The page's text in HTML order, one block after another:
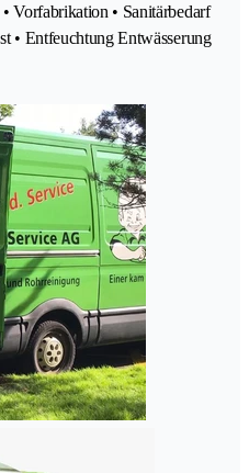
Vorfabrikation • Sanitärbedarf
• Entfeuchtung Entwässerung